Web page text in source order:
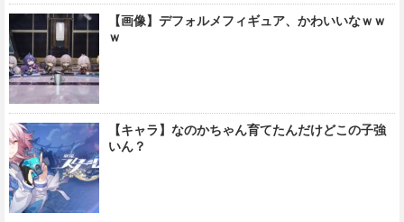
【画像】デフォルメフィギュア、かわいいなｗｗ
ｗ
【キャラ】なのかちゃん育てたんだけどこの子強
いん？